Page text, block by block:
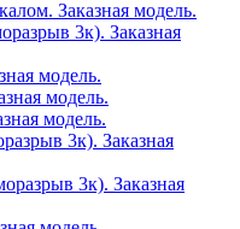
Заказная модель.
3к). Заказная
модель.
модель.
модель.
3к). Заказная
3к). Заказная